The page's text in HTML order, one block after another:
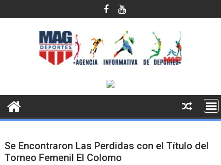
al
Se Encontraron Las Perdidas con el Título del
Torneo Femenil El Colomo